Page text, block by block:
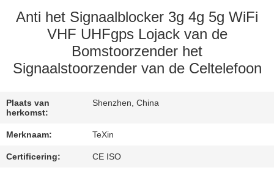
KWALITEITSCONTROLE
CONTACTEER
ONS
NIEUWS
Anti het Signaalblocker 3g 4g 5g WiFi
VHF UHFgps Lojack van de
Bomstoorzender het
Signaalstoorzender van de Celtelefoon
Plaats van
herkomst:
Shenzhen, China
Merknaam: TeXin
Certificering: CE ISO